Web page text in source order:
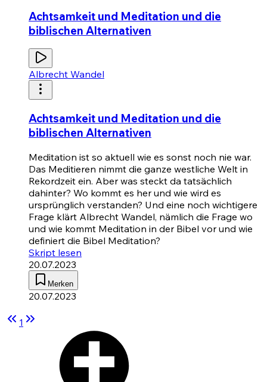
Achtsamkeit und Meditation und die
biblischen Alternativen
Albrecht Wandel
Achtsamkeit und Meditation und die
biblischen Alternativen
Meditation ist so aktuell wie es sonst noch nie war.
Das Meditieren nimmt die ganze westliche Welt in
Rekordzeit ein. Aber was steckt da tatsächlich
dahinter? Wo kommt es her und wie wird es
ursprünglich verstanden? Und eine noch wichtigere
Frage klärt Albrecht Wandel, nämlich die Frage wo
und wie kommt Meditation in der Bibel vor und wie
definiert die Bibel Meditation?
Skript lesen
20.07.2023
Merken
20.07.2023
1